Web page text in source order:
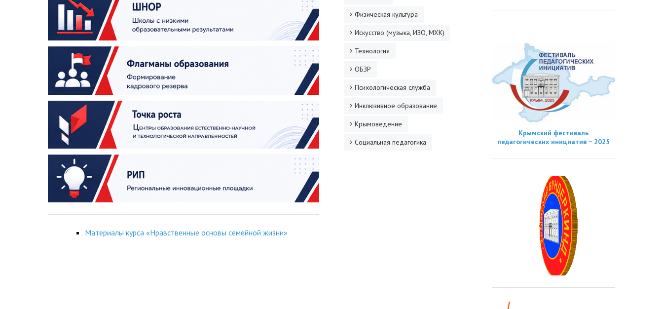
Материалы курса «Нравственные основы семейной жизни»
Физическая культура
Искусство (музыка, ИЗО, МХК)
Технология
ОБЗР
Психологическая служба
Инклюзивное образование
Крымоведение
Социальная педагогика
Крымский фестиваль
педагогических инициатив − 2025